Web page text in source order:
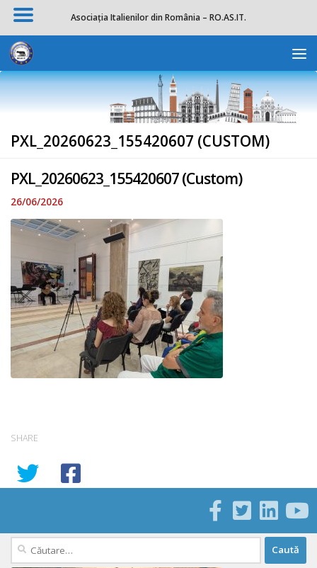
Skip to content
PXL_20260623_155420607 (CUSTOM)
PXL_20260623_155420607 (Custom)
26/06/2026
SHARE
Caută
după:
Asociația Italienilor din România – RO.AS.IT.